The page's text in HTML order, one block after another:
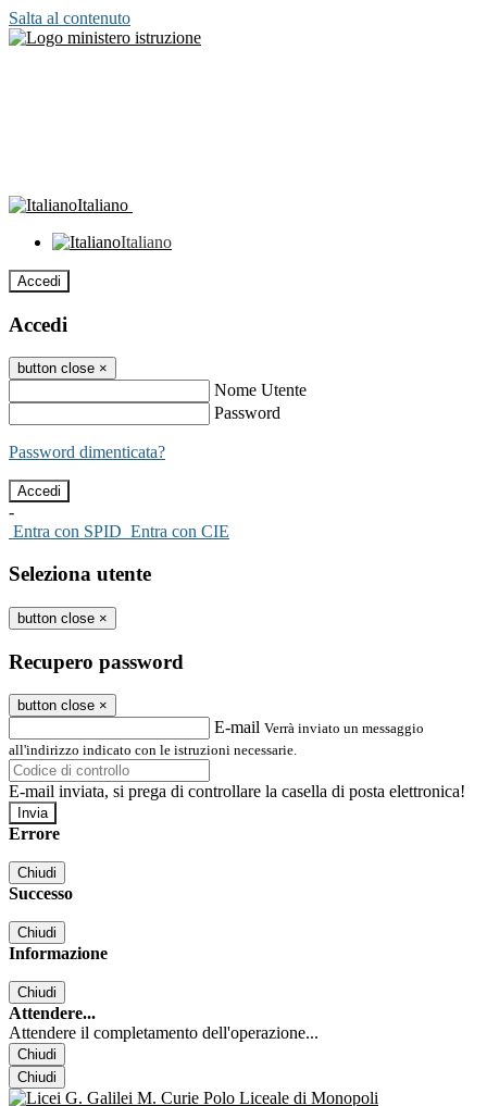
Salta al contenuto
Italiano
Italiano
Accedi
Accedi
button close ×
Nome Utente
Password
Password dimenticata?
-
Entra con SPID Entra con CIE
Seleziona utente
button close ×
Recupero password
button close ×
E-mail Verrà inviato un messaggio
all'indirizzo indicato con le istruzioni necessarie.
E-mail inviata, si prega di controllare la casella di posta elettronica!
Errore
Chiudi
Successo
Chiudi
Informazione
Chiudi
Attendere...
Attendere il completamento dell'operazione...
Chiudi
Chiudi